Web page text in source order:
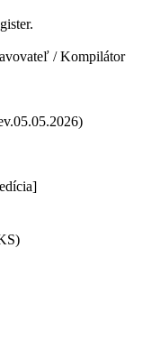
/ Kompilátor